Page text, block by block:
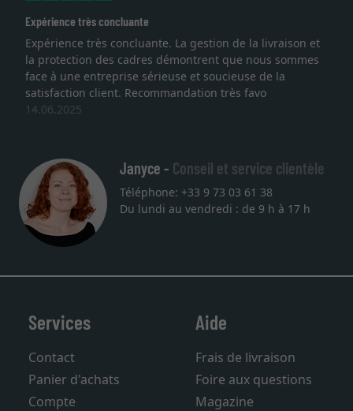
Expérience très concluante
Expérience très concluante. La gestion de la livraison et
la protection des cadres démontrent que nous sommes
face à une entreprise sérieuse et soucieuse de la
satisfaction client. Recommandation très favo
14.06.2025
Janyce - Conseil et service clientèle
Téléphone: +33 9 73 03 61 38
Du lundi au vendredi : de 9 h à 17 h
Services
Contact
Panier d'achats
Compte
Aide
Frais de livraison
Foire aux questions
Magazine